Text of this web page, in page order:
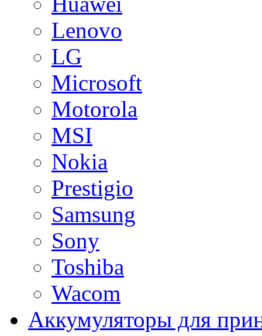
Lenovo
LG
Microsoft
Motorola
MSI
Nokia
Prestigio
Samsung
Sony
Toshiba
Wacom
Аккумуляторы для